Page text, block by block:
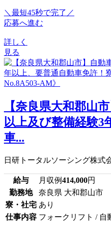
＼最短45秒で完了／
応募へ進む
詳しく
見る
【奈良県大和郡山
以上及び整備経験3
車...
日研トータルソーシング株式
給与 月収例414,000円
勤務地
奈良県 大和郡山市
寮・社宅 あり
仕事内容 フォークリフト / 自